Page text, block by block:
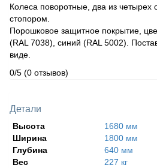
Колеса поворотные, два из
стопором.
Порошковое защитное покрытие,
(RAL 7038), синий (RAL 5002).
виде.
0/5 (0 отзывов)
Детали
Высота
1680 мм
Ширина
1800 мм
Глубина
640 мм
Вес
227 кг